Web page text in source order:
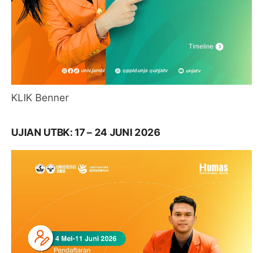
KLIK Benner
UJIAN UTBK: 17 – 24 JUNI 2026